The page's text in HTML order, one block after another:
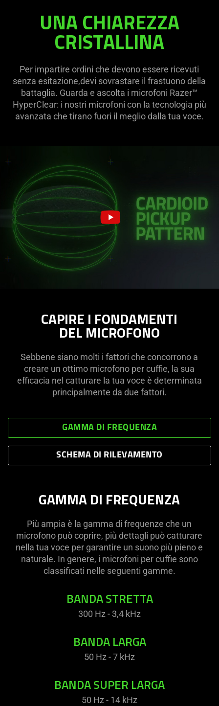
UNA CHIAREZZA
CRISTALLINA
Per impartire ordini che devono essere ricevuti
senza esitazione,devi sovrastare il frastuono della
battaglia. Guarda e ascolta i microfoni Razer™
HyperClear: i nostri microfoni con la tecnologia più
avanzata che tirano fuori il meglio dalla tua voce.
CAPIRE I FONDAMENTI
DEL MICROFONO
Sebbene siano molti i fattori che concorrono a
creare un ottimo microfono per cuffie, la sua
efficacia nel catturare la tua voce è determinata
principalmente da due fattori.
GAMMA DI FREQUENZA
SCHEMA DI RILEVAMENTO
GAMMA DI FREQUENZA
Più ampia è la gamma di frequenze che un
microfono può coprire, più dettagli può catturare
nella tua voce per garantire un suono più pieno e
naturale. In genere, i microfoni per cuffie sono
classificati nelle seguenti gamme.
BANDA STRETTA
300 Hz - 3,4 kHz
BANDA LARGA
50 Hz - 7 kHz
BANDA SUPER LARGA
50 Hz - 14 kHz